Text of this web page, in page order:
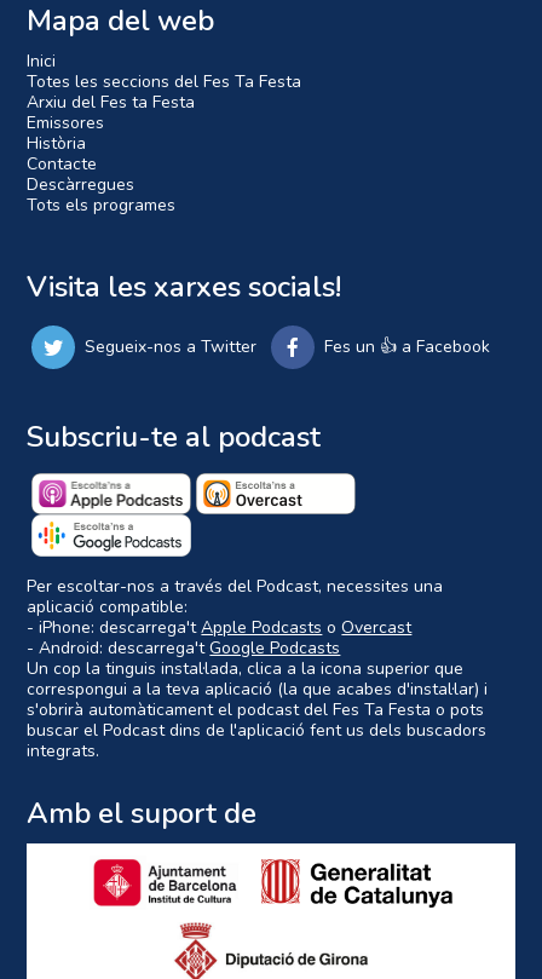
Mapa del web
Inici
Totes les seccions del Fes Ta Festa
Arxiu del Fes ta Festa
Emissores
Història
Contacte
Descàrregues
Tots els programes
Visita les xarxes socials!
Segueix-nos a Twitter Fes un 👍 a Facebook
Subscriu-te al podcast
Per escoltar-nos a través del Podcast, necessites una
aplicació compatible:
- iPhone: descarrega'tApple Podcasts oOvercast
- Android: descarrega'tGoogle Podcasts
Un cop la tinguis instal·lada, clica a la icona superior que
correspongui a la teva aplicació (la que acabes d'instal·lar) i
s'obrirà automàticament el podcast del Fes Ta Festa o pots
buscar el Podcast dins de l'aplicació fent us dels buscadors
integrats.
Amb el suport de